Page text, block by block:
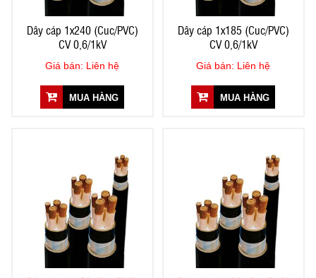
Dây cáp 1x240 (Cuc/PVC)
CV 0,6/1kV
Giá bán: Liên hệ
MUA HÀNG
Dây cáp 1x185 (Cuc/PVC)
CV 0,6/1kV
Giá bán: Liên hệ
MUA HÀNG